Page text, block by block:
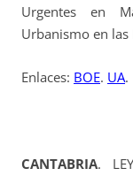
Urgentes en
Urbanismo en las
Enlaces: BOE. UA.
CANTABRIA.